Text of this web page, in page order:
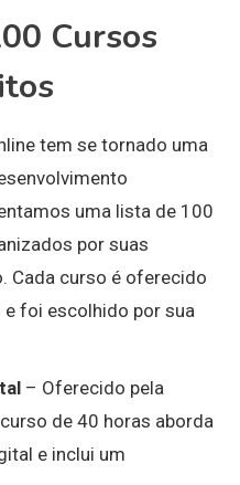
Cursos
tem se tornado uma
uma lista de 100
por suas
Cada curso é oferecido
foi escolhido por sua
– Oferecido pela
de 40 horas aborda
e inclui um